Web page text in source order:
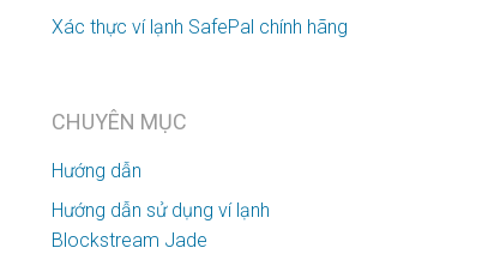
Xác thực ví lạnh SafePal chính hãng
CHUYÊN MỤC
Hướng dẫn
Hướng dẫn sử dụng ví lạnh
Blockstream Jade